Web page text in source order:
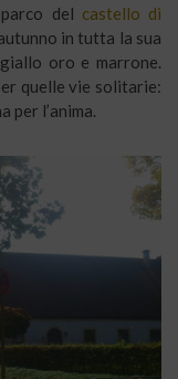
del castello di
in tutta la sua
oro e marrone.
quelle vie solitarie:
per l’anima.